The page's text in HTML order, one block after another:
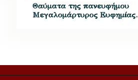
Θαύματα της πανευφήμου
Μεγαλομάρτυρος Ευφημίας.